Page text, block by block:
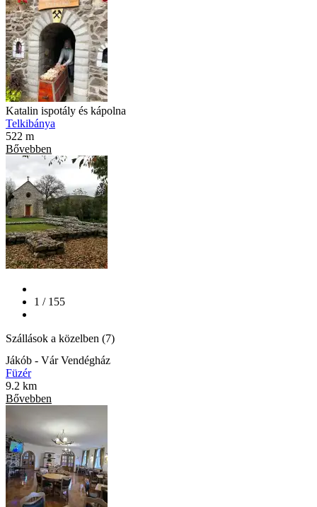
Katalin ispotály és kápolna
Telkibánya
522 m
Bővebben
1 / 155
Szállások a közelben (7)
Jákób - Vár Vendégház
Füzér
9.2 km
Bővebben